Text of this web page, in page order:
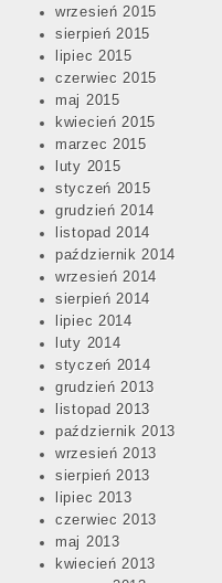
wrzesień 2015
sierpień 2015
lipiec 2015
czerwiec 2015
maj 2015
kwiecień 2015
marzec 2015
luty 2015
styczeń 2015
grudzień 2014
listopad 2014
październik 2014
wrzesień 2014
sierpień 2014
lipiec 2014
luty 2014
styczeń 2014
grudzień 2013
listopad 2013
październik 2013
wrzesień 2013
sierpień 2013
lipiec 2013
czerwiec 2013
maj 2013
kwiecień 2013